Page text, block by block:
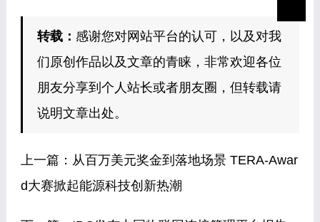
转载： 感谢您对网站平台的认可，以及对我
们原创作品以及文章的青睐，非常欢迎各位
朋友分享到个人站长或者朋友圈，但转载请
说明文章出处。
上一篇： 从百万美元奖金到落地场景 TERA-Awar
d大赛掀起能源科技创新热潮